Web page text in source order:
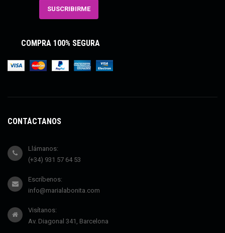
COMPRA 100% SEGURA
CONTÁCTANOS
Llámanos:
(+34) 931 57 64 53
Escríbenos:
info@marialabonita.com
Visítanos:
Av. Diagonal 341, Barcelona